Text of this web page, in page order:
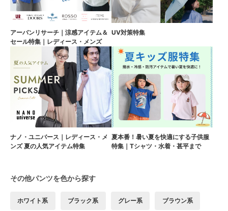
アーバンリサーチ｜涼感アイテム＆
セール特集｜レディース・メンズ
UV対策特集
ナノ・ユニバース｜レディース・メ
ンズ 夏の人気アイテム特集
夏本番！暑い夏を快適にする子供服
特集｜Tシャツ・水着・甚平まで
その他パンツを色から探す
ホワイト系 ブラック系 グレー系 ブラウン系